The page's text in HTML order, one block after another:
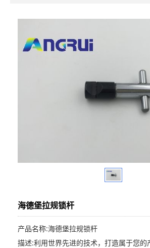
海德堡拉规锁杆
产品名称:海德堡拉规锁杆
描述:利用世界先进的技术，打造属于您的